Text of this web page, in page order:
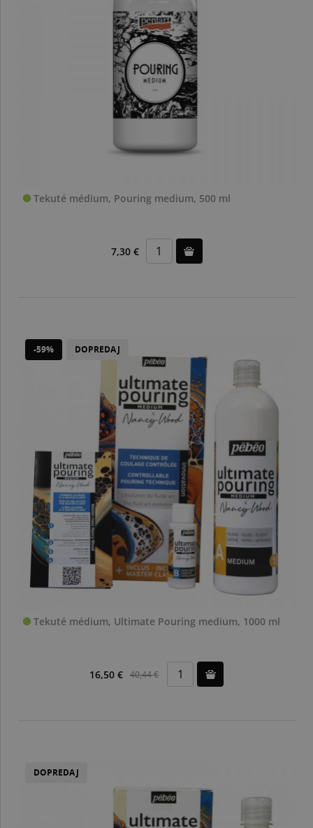
Tekuté médium, Pouring medium, 500 ml
7,30 €
-59% DOPREDAJ
Tekuté médium, Ultimate Pouring medium, 1000 ml
16,50 € 40,44 €
DOPREDAJ